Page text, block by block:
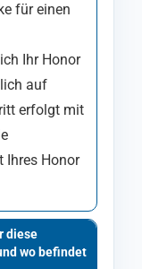
für einen
Ihr Honor
auf
erfolgt mit
Ihres Honor
diese
wo befindet